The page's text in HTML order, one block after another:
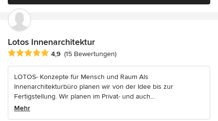
Lotos Innenarchitektur
Durchschnittliche Bewertung: 4.9 von 5 Sternen
4,9 (15 Bewertungen)
LOTOS- Konzepte für Mensch und Raum Als
Innenarchitekturbüro planen wir von der Idee bis zur
Fertigstellung. Wir planen im Privat- und auch...
Mehr